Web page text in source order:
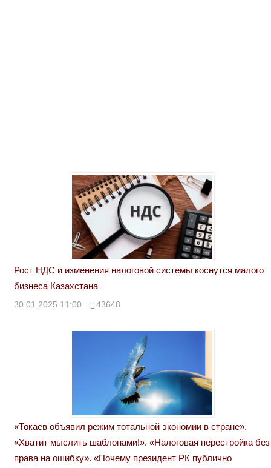
Рост НДС и изменения налоговой системы коснутся малого
бизнеса Казахстана
30.01.2025 11:00 43648
«Токаев объявил режим тотальной экономии в стране».
«Хватит мыслить шаблонами!». «Налоговая перестройка без
права на ошибку». «Почему президент РК публично